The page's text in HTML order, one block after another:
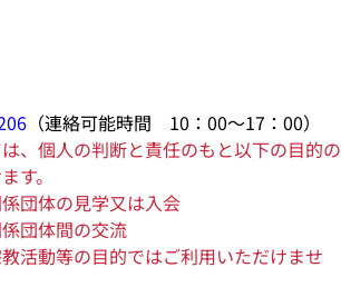
（連絡可能時間 10：00～17：00）
、個人の判断と責任のもと以下の目的の
す。
団体の見学又は入会
団体間の交流
活動等の目的ではご利用いただけませ